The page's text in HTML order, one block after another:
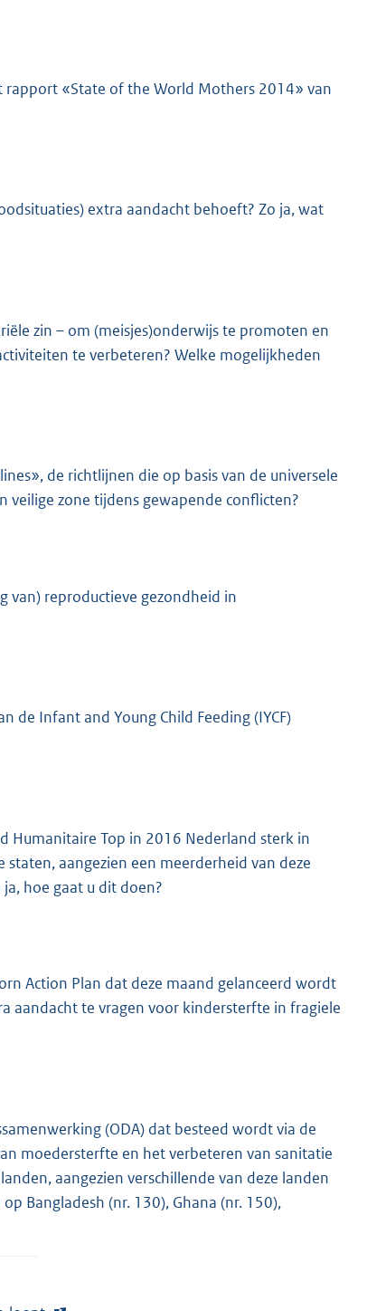
«State of the World Mothers 2014» van
extra aandacht behoeft? Zo ja, wat
zin – om (meisjes)onderwijs te promoten en
te verbeteren? Welke mogelijkheden
de richtlijnen die op basis van de universele
zone tijdens gewapende conflicten?
van) reproductieve gezondheid in
Infant and Young Child Feeding (IYCF)
Humanitaire Top in 2016 Nederland sterk in
aangezien een meerderheid van deze
hoe gaat u dit doen?
Action Plan dat deze maand gelanceerd wordt
aandacht te vragen voor kindersterfte in fragiele
(ODA) dat besteed wordt via de
moedersterfte en het verbeteren van sanitatie
aangezien verschillende van deze landen
Bangladesh (nr. 130), Ghana (nr. 150),